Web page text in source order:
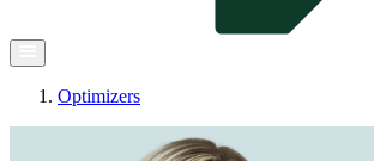
Optimizers